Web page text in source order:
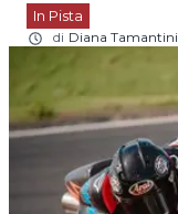
In Pista
di Diana Tamantini